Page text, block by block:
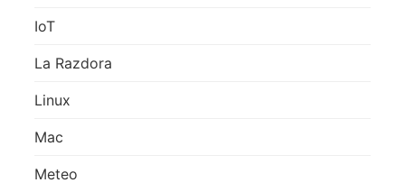
IoT
La Razdora
Linux
Mac
Meteo